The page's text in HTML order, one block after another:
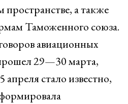
а также
Таможенного союза.
авиационных
29—30 марта,
стало известно,